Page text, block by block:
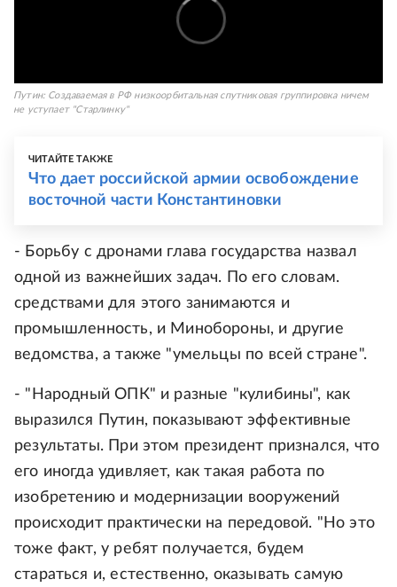
Путин: Cоздаваемая в РФ низкоорбитальная спутниковая группировка ничем
не уступает "Старлинку"
ЧИТАЙТЕ ТАКЖЕ
Что дает российской армии освобождение
восточной части Константиновки
- Борьбу с дронами глава государства назвал
одной из важнейших задач. По его словам.
средствами для этого занимаются и
промышленность, и Минобороны, и другие
ведомства, а также "умельцы по всей стране".
- "Народный ОПК" и разные "кулибины", как
выразился Путин, показывают эффективные
результаты. При этом президент признался, что
его иногда удивляет, как такая работа по
изобретению и модернизации вооружений
происходит практически на передовой. "Но это
тоже факт, у ребят получается, будем
стараться и, естественно, оказывать самую